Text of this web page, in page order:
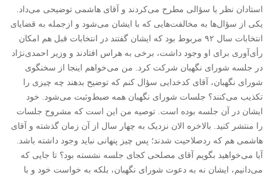
استادان نظر یا سؤالی مطرح می‌کردند و آقای هاشمی توضیحی می‌داد.
یکی از سؤال‌ها به مخالفت‌هایی که با ایشان می‌شود و ازجمله به قضایای
انتخابات سال ۹۲ مربوط بود که ایشان گفتند در انتخابات قبل هم امکان
رأی‌آوری برای او وجود داشت، برخی به هراس افتادند و وزیر احمدی‌نژاد
در جلسه شورای نگهبان شرکت کرد. من می‌خواهم اینجا از سخنگوی
شورای نگهبان، آقای کدخدایی سؤال کنم که توضیح بدهند چه چیزی را
تکذیب می‌کنند؟ جلسات شورای نگهبان همه ضبط‌وثبت می‌شود. خود
ایشان در آن جلسه بوده است. توصیه من این است که مشروح جلسات
را منتشر کنید. بالاخره الان نزدیک به چهار سال از آن زمان گذشته و آقای
هاشمی هم که ردصلاحیت شدند؛ پس چیز پنهانی نباید وجود داشته باشد.
آیا می‌خواهید بگویم آقای مصلحی کجای جلسه نشسته بود؟ تا جایی که
می‌دانیم، ایشان نه به دعوت شورای نگهبان، بلکه به خواست خود و با